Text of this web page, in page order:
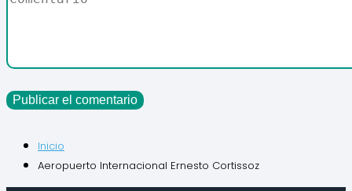
Inicio
Aeropuerto Internacional Ernesto Cortissoz